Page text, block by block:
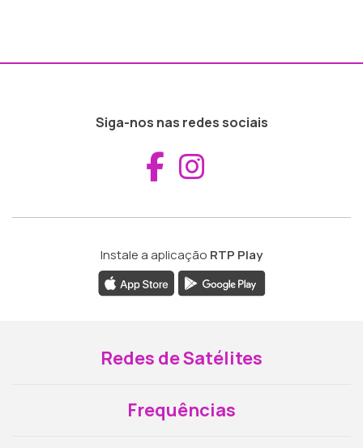
Siga-nos nas redes sociais
Aceder ao
Instale a aplicação RTP Play
Redes de Satélites
Frequências